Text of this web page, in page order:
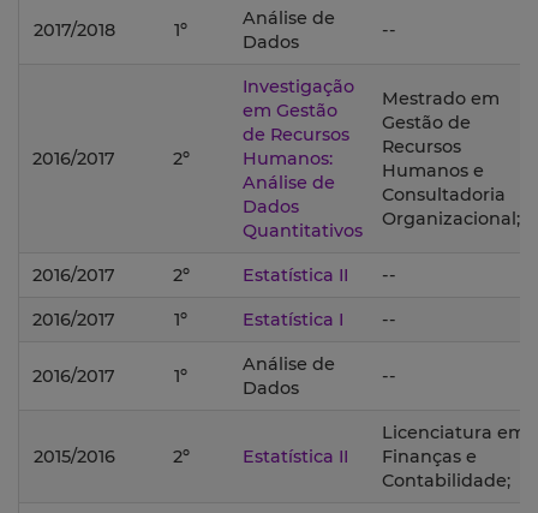
2017/2018 1º
Análise de
Dados
--
2016/2017 2º
Investigação
em Gestão
de Recursos
Humanos:
Análise de
Dados
Quantitativos
Mestrado em
Gestão de
Recursos
Humanos e
Consultadoria
Organizacional;
2016/2017 2º Estatística II --
2016/2017 1º Estatística I --
2016/2017 1º
Análise de
Dados
--
2015/2016 2º Estatística II
Licenciatura em
Finanças e
Contabilidade;